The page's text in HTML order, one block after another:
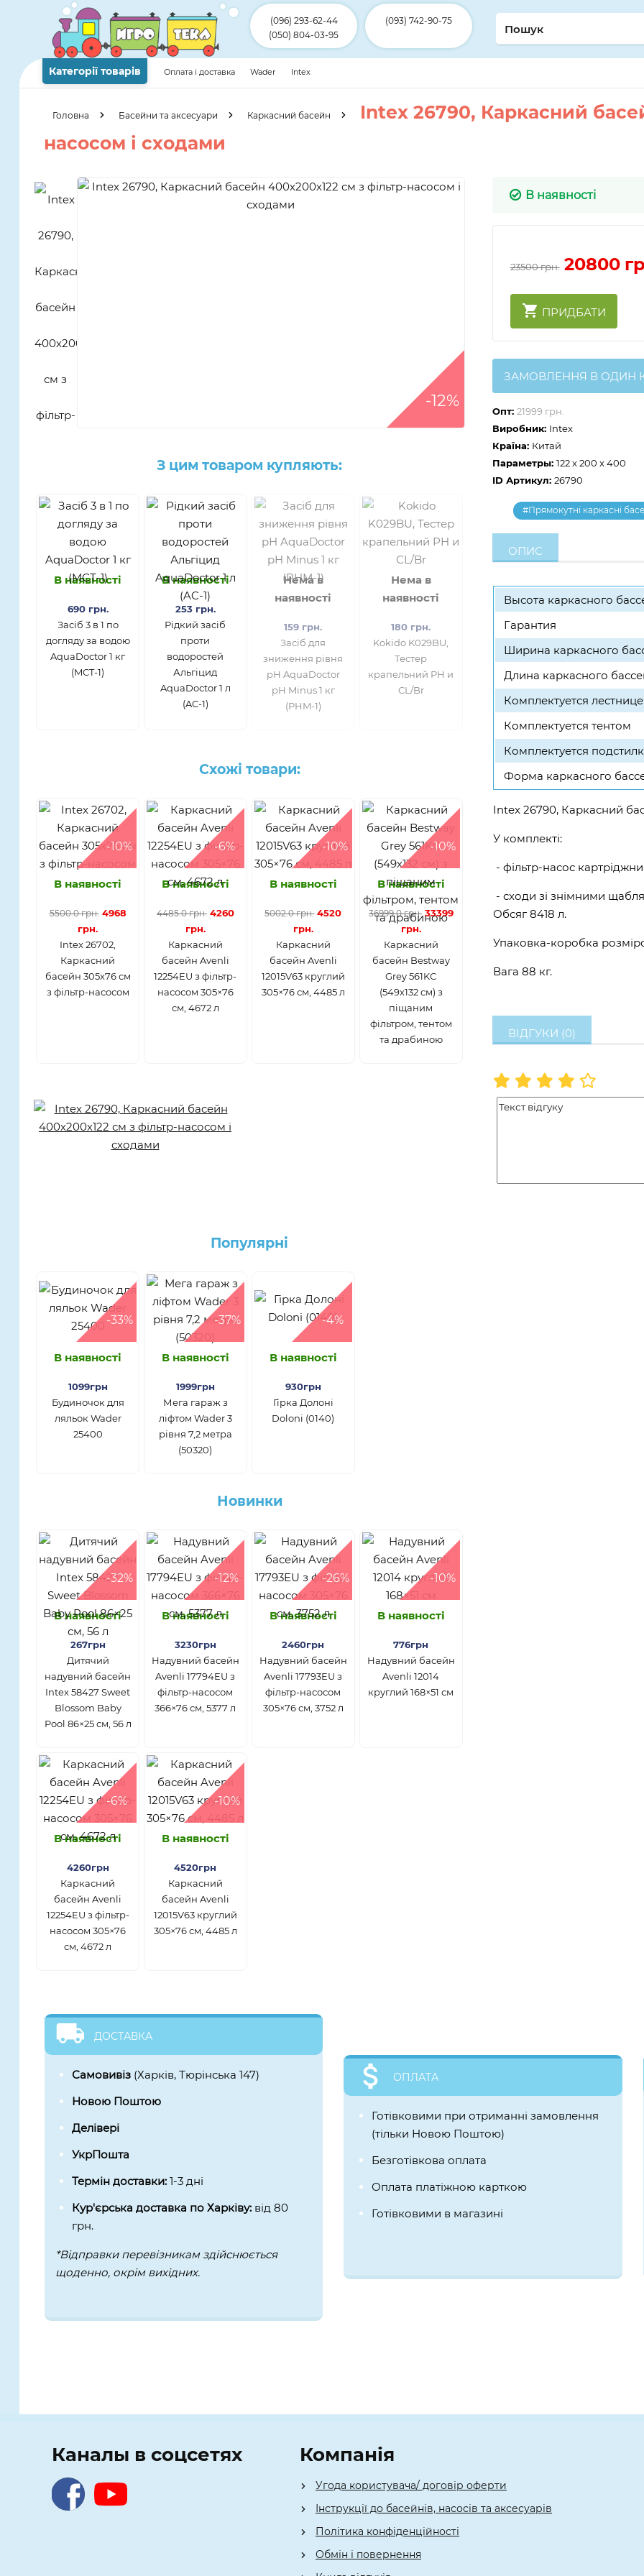
(096) 293-62-44
(050) 804-03-95
(093) 742-90-75
Категорії товарів Оплата і доставка Wader Intex
Головна Басейни та аксесуари Каркасний басейн
Intex 26790, Каркасний
насосом і сходами
-12%
З цим товаром купляють:
В наявності
690 грн.
Засіб 3 в 1 по
догляду за водою
AquaDoctor 1 кг
(MCT-1)
В наявності
253 грн.
Рідкий засіб
проти
водоростей
Альгіцид
AquaDoctor 1 л
(AC-1)
Нема в
наявності
159 грн.
Засіб для
зниження рівня
pH AquaDoctor
pH Minus 1 кг
(PHM-1)
Нема в
наявності
180 грн.
Kokido K029BU,
Тестер
крапельний PH и
CL/Br
Схожі товари:
-10%
В наявності
5500.0 грн. 4968
грн.
Intex 26702,
Каркасний
басейн 305х76 см
з фільтр-насосом
-6%
В наявності
4485.0 грн. 4260
грн.
Каркасний
басейн Avenli
12254EU з фільтр-
насосом 305×76
см, 4672 л
-10%
В наявності
5002.0 грн. 4520
грн.
Каркасний
басейн Avenli
12015V63 круглий
305×76 см, 4485 л
-10%
В наявності
36999.0 грн. 33399
грн.
Каркасний
басейн Bestway
Grey 561KC
(549х132 см) з
піщаним
фільтром, тентом
та драбиною
Популярнi
-33%
В наявності
1099грн
Будиночок для
ляльок Wader
25400
-37%
В наявності
1999грн
Мега гараж з
ліфтом Wader 3
рівня 7,2 метра
(50320)
-4%
В наявності
930грн
Гірка Долоні
Doloni (0140)
Новинки
-32%
В наявності
267грн
Дитячий
надувний басейн
Intex 58427 Sweet
Blossom Baby
Pool 86×25 см, 56 л
-12%
В наявності
3230грн
Надувний басейн
Avenli 17794EU з
фільтр-насосом
366×76 см, 5377 л
-26%
В наявності
2460грн
Надувний басейн
Avenli 17793EU з
фільтр-насосом
305×76 см, 3752 л
-10%
В наявності
776грн
Надувний басейн
Avenli 12014
круглий 168×51 см
-6%
В наявності
4260грн
Каркасний
басейн Avenli
12254EU з фільтр-
насосом 305×76
см, 4672 л
-10%
В наявності
4520грн
Каркасний
басейн Avenli
12015V63 круглий
305×76 см, 4485 л
В наявності
23500 грн. 20800
ПРИДБАТИ
ЗАМОВЛЕННЯ В ОДИН
Опт: 21999 грн.
Виробник: Intex
Країна: Китай
Параметры: 122 x 200 x 400
ID Артикул: 26790
#Прямокутні каркасні
ОПИС
Высота каркасного
Гарантия
Ширина каркасного
Длина каркасного
Комплектуется
Комплектуется тентом
Комплектуется
Форма каркасного
Intex 26790, Каркасний
У комплекті:
- фільтр-насос
- сходи зі знімними
Обсяг 8418 л.
Упаковка-коробка
Вага 88 кг.
ВІДГУКИ (0)
ДОСТАВКА
Самовивіз (Харків, Тюрінська 147)
Новою Поштою
Делівері
УкрПошта
Термін доставки:1-3 дні
Кур'єрська доставка по Харківу: від 80
грн.
*Відправки перевізникам здійснюється
щоденно, окрім вихідних.
ОПЛАТА
Готівковими при отриманні замовлення
(тільки Новою Поштою)
Безготівкова оплата
Оплата платіжною карткою
Готівковими в магазині
Каналы в соцсетях Компанія
Угода користувача/ договір оферти
Інструкції до басейнів, насосів та аксесуарів
Політика конфіденційності
Обмін і повернення